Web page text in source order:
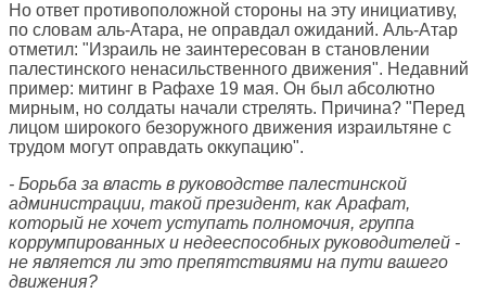
Но ответ противоположной стороны на эту инициативу,
по словам аль-Атара, не оправдал ожиданий. Аль-Атар
отметил: "Израиль не заинтересован в становлении
палестинского ненасильственного движения". Недавний
пример: митинг в Рафахе 19 мая. Он был абсолютно
мирным, но солдаты начали стрелять. Причина? "Перед
лицом широкого безоружного движения израильтяне с
трудом могут оправдать оккупацию".
- Борьба за власть в руководстве палестинской
администрации, такой президент, как Арафат,
который не хочет уступать полномочия, группа
коррумпированных и недееспособных руководителей -
не является ли это препятствиями на пути вашего
движения?